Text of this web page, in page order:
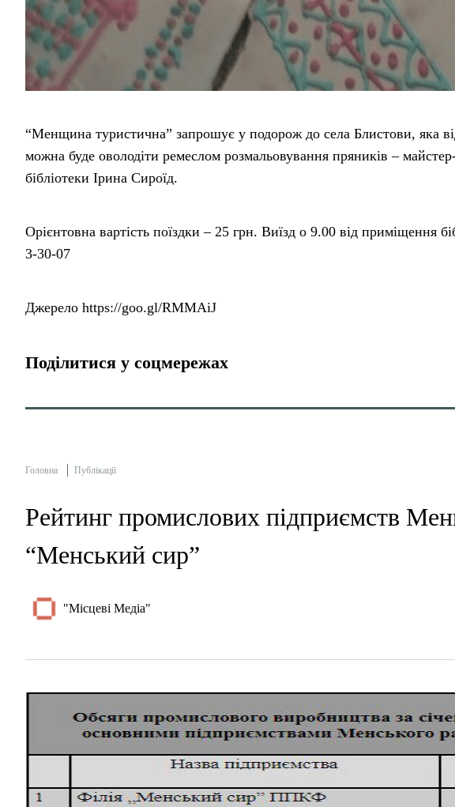
“Менщина туристична” запрошує у подорож до села Блистови, яка
можна буде оволодіти ремеслом розмальовування пряників –
бібліотеки Ірина Сироїд.
Орієнтовна вартість поїздки – 25 грн. Виїзд о 9.00 від приміщення
3-30-07
Джерело https://goo.gl/RMMAiJ
Поділитися у соцмережах
Головна Публікації
Рейтинг промислових підприємств
“Менський сир”
"Місцеві Медіа"